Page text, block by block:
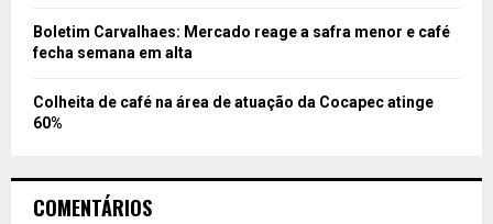
Boletim Carvalhaes: Mercado reage a safra menor e café
fecha semana em alta
Colheita de café na área de atuação da Cocapec atinge
60%
COMENTÁRIOS